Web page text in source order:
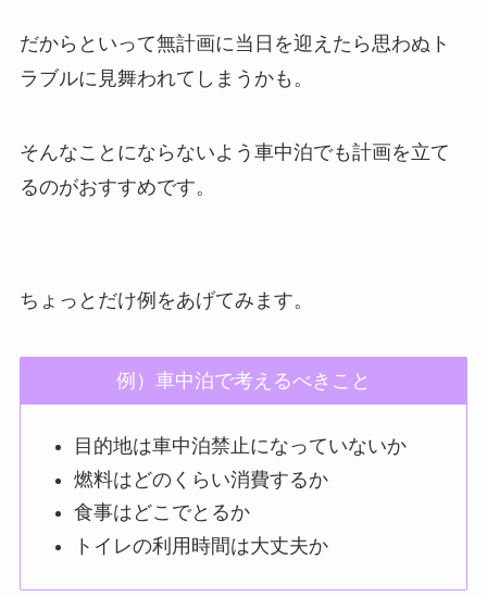
だからといって無計画に当日を迎えたら思わぬト
ラブルに見舞われてしまうかも。
そんなことにならないよう車中泊でも計画を立て
るのがおすすめです。
ちょっとだけ例をあげてみます。
例）車中泊で考えるべきこと
目的地は車中泊禁止になっていないか
燃料はどのくらい消費するか
食事はどこでとるか
トイレの利用時間は大丈夫か